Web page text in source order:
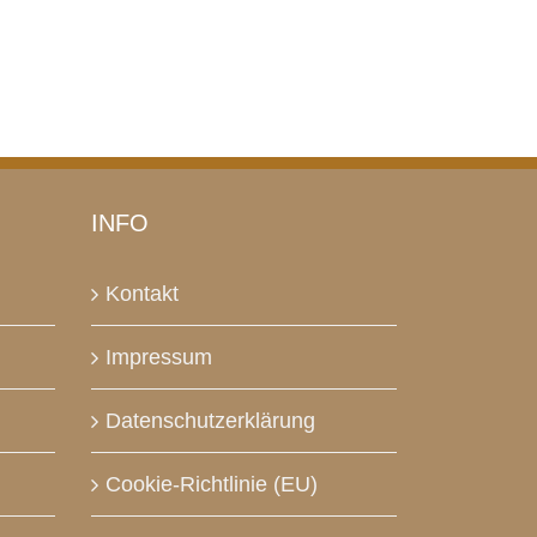
INFO
Kontakt
Impressum
Datenschutzerklärung
Cookie-Richtlinie (EU)